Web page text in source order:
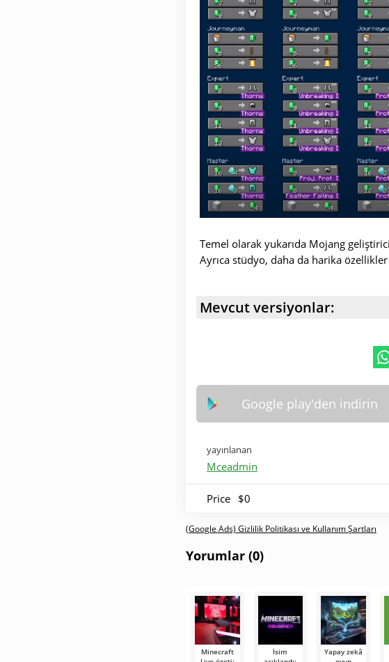
Temel olarak yukarıda Mojang
Ayrıca stüdyo, daha da harika
Mevcut versiyonlar:
Google play'den indirin
yayınlanan
Mceadmin
Price $0
(Google Ads) Gizlilik Politikası ve Kullanım Şartları
Yorumlar (0)
Minecraft
İsim
Yapay zekâ